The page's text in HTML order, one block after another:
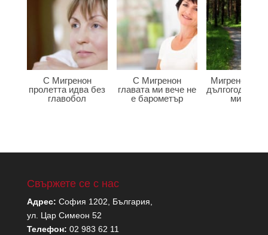
С Мигренон
пролетта идва без
главобол
С Мигренон
главата ми вече не
е барометър
Мигренон
мигрена
Свържете се с нас
Адрес: София 1202, България,
ул. Цар Симеон 52
Телефон: 02 983 62 11